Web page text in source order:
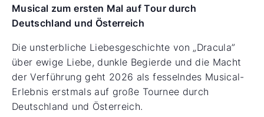
Musical zum ersten Mal auf Tour durch
Deutschland und Österreich
Die unsterbliche Liebesgeschichte von „Dracula”
über ewige Liebe, dunkle Begierde und die Macht
der Verführung geht 2026 als fesselndes Musical-
Erlebnis erstmals auf große Tournee durch
Deutschland und Österreich.